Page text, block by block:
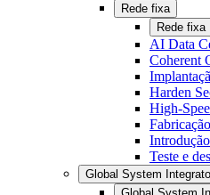
Rede fixa
Rede fixa
AI Data
Coherent
Harden
High-
Teste e
Global System